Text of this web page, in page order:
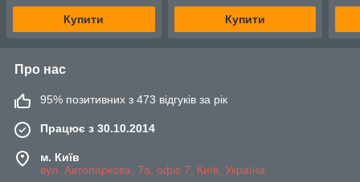
Купити Купити
Про нас
95% позитивних з 473 відгуків за рік
Працює з 30.10.2014
м. Київ
вул. Автопаркова, 7а, офіс 7, Київ, Україна